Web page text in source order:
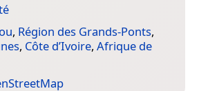
, Région des Grands-Ponts,
, Côte d’Ivoire, Afrique de